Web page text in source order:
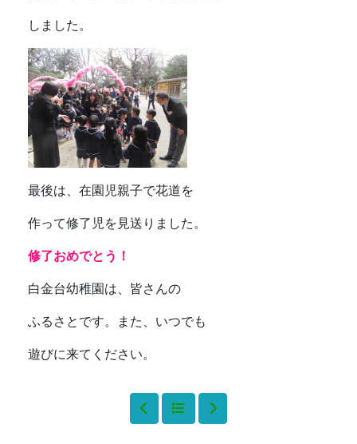
しました。
最後は、在園児親子で花道を
作って修了児を見送りました。
修了おめでとう！
白金台幼稚園は、皆さんの
ふるさとです。また、いつでも
遊びに来てください。